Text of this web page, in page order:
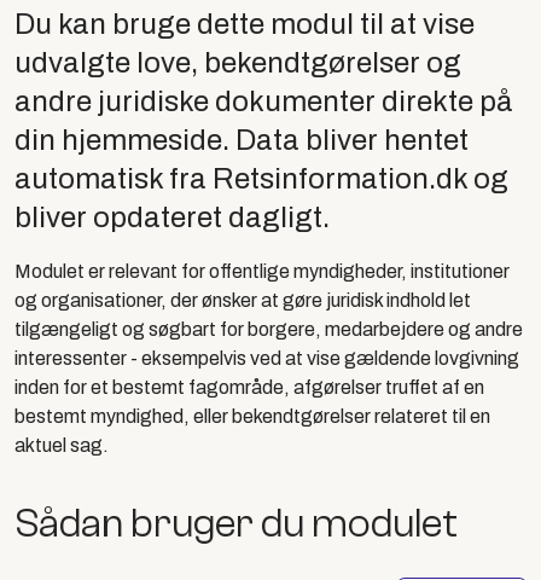
Du kan bruge dette modul til at vise
udvalgte love, bekendtgørelser og
andre juridiske dokumenter direkte på
din hjemmeside. Data bliver hentet
automatisk fra Retsinformation.dk og
bliver opdateret dagligt.
Modulet er relevant for offentlige myndigheder, institutioner
og organisationer, der ønsker at gøre juridisk indhold let
tilgængeligt og søgbart for borgere, medarbejdere og andre
interessenter - eksempelvis ved at vise gældende lovgivning
inden for et bestemt fagområde, afgørelser truffet af en
bestemt myndighed, eller bekendtgørelser relateret til en
aktuel sag.
Sådan bruger du modulet